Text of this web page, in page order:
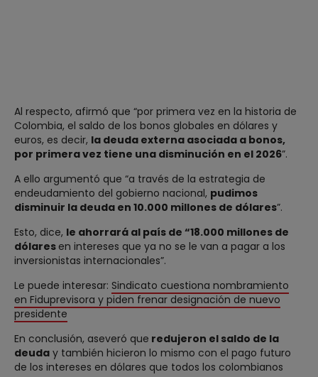
Al respecto, afirmó que “por primera vez en la historia de
Colombia, el saldo de los bonos globales en dólares y
euros, es decir, la deuda externa asociada a bonos,
por primera vez tiene una disminución en el 2026”.
A ello argumentó que “a través de la estrategia de
endeudamiento del gobierno nacional, pudimos
disminuir la deuda en 10.000 millones de dólares”.
Esto, dice, le ahorrará al país de “18.000 millones de
dólares en intereses que ya no se le van a pagar a los
inversionistas internacionales”.
Le puede interesar: Sindicato cuestiona nombramiento
en Fiduprevisora y piden frenar designación de nuevo
presidente
En conclusión, aseveró que redujeron el saldo de la
deuda y también hicieron lo mismo con el pago futuro
de los intereses en dólares que todos los colombianos